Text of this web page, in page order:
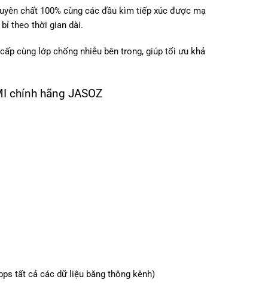
chất 100% cùng các đầu kìm tiếp xúc được mạ
theo thời gian dài.
cùng lớp chống nhiễu bên trong, giúp tối ưu khả
chính hãng JASOZ
tất cả các dữ liệu băng thông kênh)